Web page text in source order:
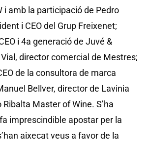
i amb la participació de Pedro
i CEO del Grup Freixenet;
i 4a generació de Juvé &
director comercial de Mestres;
de la consultora de marca
Bellver, director de Lavinia
Ribalta Master of Wine. S’ha
imprescindible apostar per la
aixecat veus a favor de la